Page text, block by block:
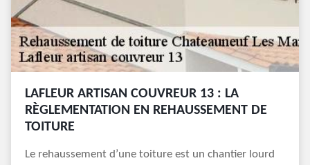
LAFLEUR ARTISAN COUVREUR 13 : LA
RÈGLEMENTATION EN REHAUSSEMENT DE
TOITURE
Le rehaussement d’une toiture est un chantier lourd